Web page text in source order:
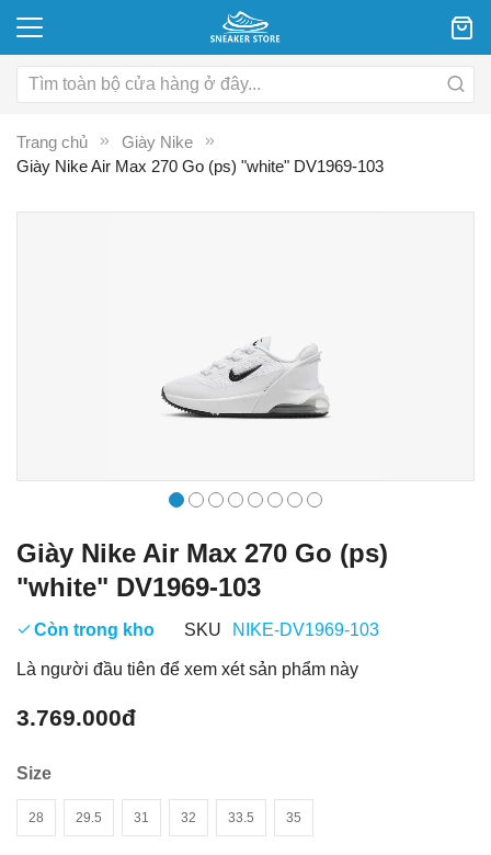
Trang chủ
Giày Nike
Giày Nike Air Max 270 Go (ps) "white" DV1969-103
Giày Nike Air Max 270 Go (ps)
"white" DV1969-103
Còn trong kho SKU NIKE-DV1969-103
Là người đầu tiên để xem xét sản phẩm này
3.769.000đ
Size
28 29.5 31 32 33.5 35